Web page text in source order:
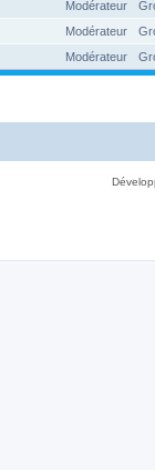
Modérateur
Modérateur
Modérateur